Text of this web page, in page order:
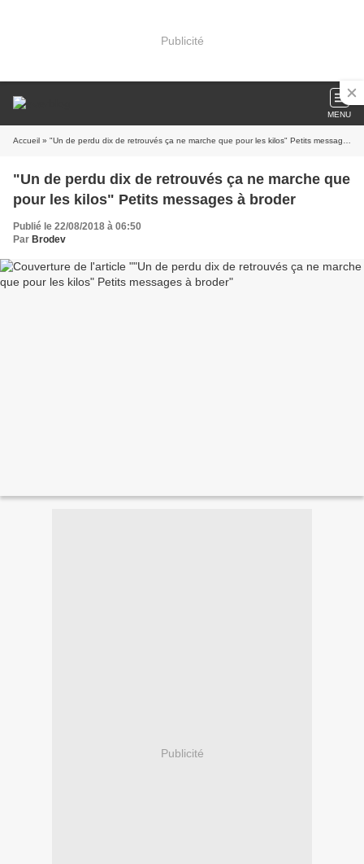
Publicité
MENU
Accueil » "Un de perdu dix de retrouvés ça ne marche que pour les kilos" Petits messages à broder
"Un de perdu dix de retrouvés ça ne marche que
pour les kilos" Petits messages à broder
Publié le 22/08/2018 à 06:50
Par Brodev
Publicité